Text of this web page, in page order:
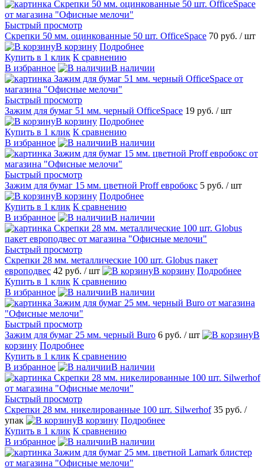
Быстрый просмотр
Скрепки 50 мм. оцинкованные 50 шт. OfficeSpace 70 руб. / шт
В корзину Подробнее
Купить в 1 клик К сравнению
В избранное
В наличии
Быстрый просмотр
Зажим для бумаг 51 мм. черный OfficeSpace 19 руб. / шт
В корзину Подробнее
Купить в 1 клик К сравнению
В избранное
В наличии
Быстрый просмотр
Зажим для бумаг 15 мм. цветной Proff евробокс 5 руб. / шт
В корзину Подробнее
Купить в 1 клик К сравнению
В избранное
В наличии
Быстрый просмотр
Скрепки 28 мм. металлические 100 шт. Globus пакет
европодвес 42 руб. / шт В корзину Подробнее
Купить в 1 клик К сравнению
В избранное
В наличии
Быстрый просмотр
Зажим для бумаг 25 мм. черный Buro 6 руб. / шт
В
корзину Подробнее
Купить в 1 клик К сравнению
В избранное
В наличии
Быстрый просмотр
Скрепки 28 мм. никелированные 100 шт. Silwerhof 35 руб. /
упак
В корзину Подробнее
Купить в 1 клик К сравнению
В избранное
В наличии